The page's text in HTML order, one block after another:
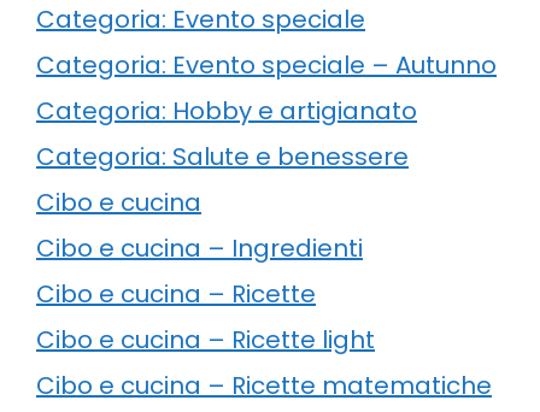
Categoria: Evento speciale
Categoria: Evento speciale – Autunno
Categoria: Hobby e artigianato
Categoria: Salute e benessere
Cibo e cucina
Cibo e cucina – Ingredienti
Cibo e cucina – Ricette
Cibo e cucina – Ricette light
Cibo e cucina – Ricette matematiche